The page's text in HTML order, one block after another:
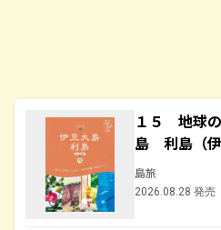
１５ 地球
島 利島（
島旅
2026.08.28 発売